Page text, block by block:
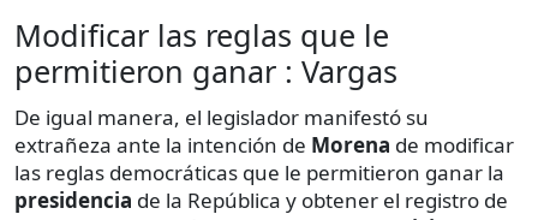
Modificar las reglas que le
permitieron ganar : Vargas
De igual manera, el legislador manifestó su
extrañeza ante la intención de Morena de modificar
las reglas democráticas que le permitieron ganar la
presidencia de la República y obtener el registro de